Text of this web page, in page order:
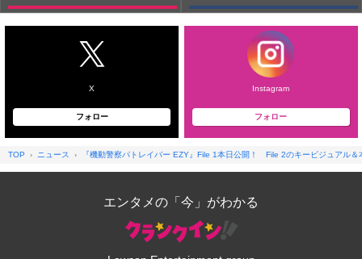
X
フォロー
Instagram
フォロー
TOP ニュース 『機動警察パトレイバー EZY』File 1本日公開！ File 2のキービジュアル＆
エンタメの「今」がわかる